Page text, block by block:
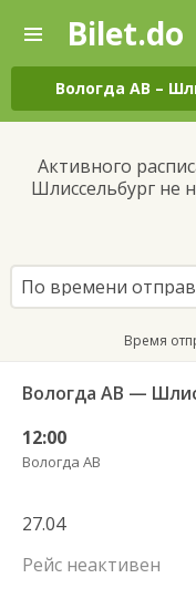
—
Поиск
и
покупка
билетов
автобус
онлайн
Bilet.do
Вологда АВ –
Активного
Шлиссельбург не
По времени
Время
Вологда АВ —
12:00
Вологда АВ
27.04
Рейс неактивен